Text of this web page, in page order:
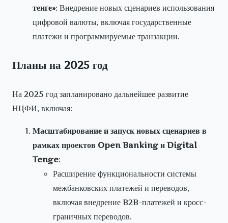
тенге»: Внедрение новых сценариев использования
цифровой валюты, включая государственные
платежи и программируемые транзакции.
Планы на 2025 год
На 2025 год запланировано дальнейшее развитие
НЦФИ, включая:
Масштабирование и запуск новых сценариев в
рамках проектов Open Banking и Digital
Tenge:
Расширение функциональности системы
межбанковских платежей и переводов,
включая внедрение B2B-платежей и кросс-
граничных переводов.